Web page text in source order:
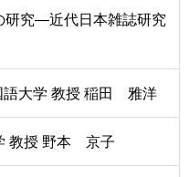
研究―近代日本雑誌研究
語大学 教授 稲田 雅洋
教授 野本 京子